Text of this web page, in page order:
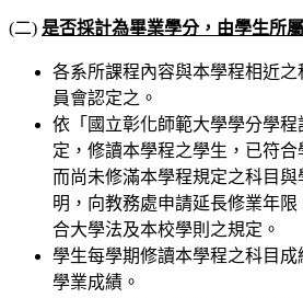
(二) 是否採計為畢業學分，由學生所
各系所課程內容與本學程相近
員會認定之。
依「國立彰化師範大學學分學
定，修讀本學程之學生，已符
而尚未修滿本學程規定之科目
明，向教務處申請延長修業年
合大學法及本校學則之規定。
學生每學期修讀本學程之科目
學業成績。